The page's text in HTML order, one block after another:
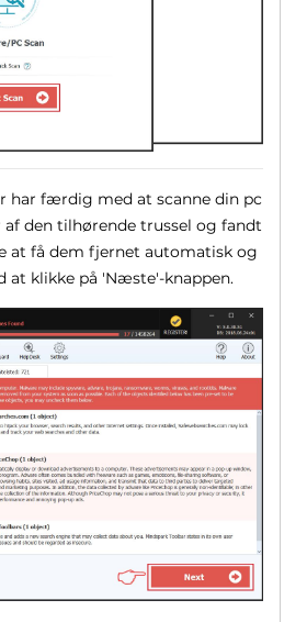
har færdig med at scanne din pc
den tilhørende trussel og fandt
at få dem fjernet automatisk og
at klikke på 'Næste'-knappen.